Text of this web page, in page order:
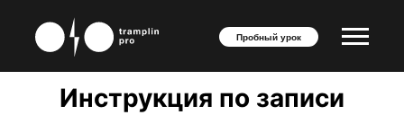
Пробный урок
Инструкция по записи